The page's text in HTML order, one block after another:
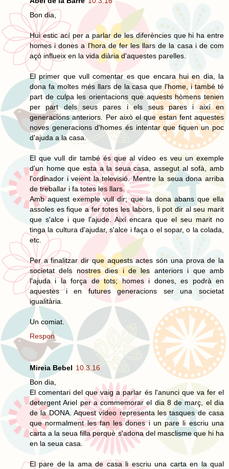
Bon dia,
Hui estic ací per a parlar de les diferències que hi ha entre
homes i dones a l'hora de fer les llars de la casa i de com
açò influeix en la vida diària d'aquestes parelles.
El primer que vull comentar es que encara hui en dia, la
dona fa moltes més llars de la casa que l'home, i també té
part de culpa les orientacions que aquests hòmens tenien
per part dels seus pares i els seus pares i així en
generacions anteriors. Per això el que estan fent aquestes
noves generacions d'homes és intentar que fiquen un poc
d'ajuda a la casa.
El que vull dir també és que al vídeo es veu un exemple
d'un home que esta a la seua casa, assegut al sofà, amb
l'ordinador i veient la televisió. Mentre la seua dona arriba
de treballar i fa totes les llars.
Amb aquest exemple vull dir; que la dona abans que ella
assoles es fique a fer totes les labors, li pot dir al seu marit
que s'alce i que l'ajude. Així encara que el seu marit no
tinga la cultura d'ajudar, s'alce i faça o el sopar, o la colada,
etc.
Per a finalitzar dir que aquests actes són una prova de la
societat dels nostres dies i de les anteriors i que amb
l'ajuda i la força de tots; homes i dones, es podrà en
aquestes i en futures generacions ser una societat
igualitària.
Un comiat.
Respon
Mireia Bebel 10.3.16
Bon dia,
El comentari del que vaig a parlar és l'anunci que va fer el
detergent Ariel per a commemorar el dia 8 de març, el dia
de la DONA. Aquest vídeo representa les tasques de casa
que normalment les fan les dones i un pare li escriu una
carta a la seua filla perquè s'adona del masclisme que hi ha
en la seua casa.
El pare de la ama de casa li escriu una carta en la qual